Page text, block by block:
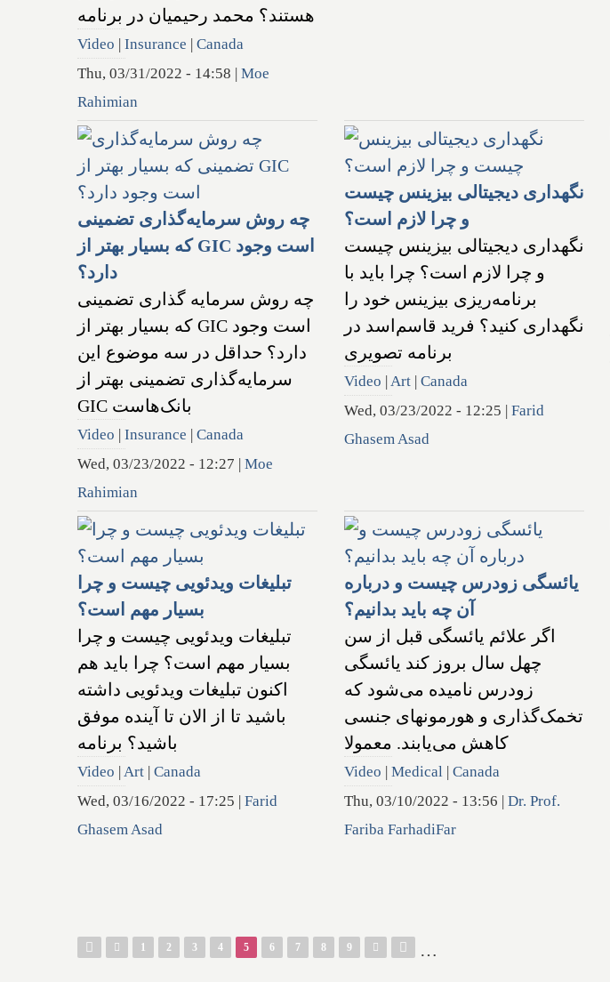
هستند؟ محمد رحیمیان در برنامه
Video Insurance
Canada
Thu, 03/31/2022 - 14:58
Moe
Rahimian
چه روش سرمایه‌گذاری تضمینی
که بسیار بهتر از GIC است وجود
دارد؟
چه روش سرمایه گذاری تضمینی
که بسیار بهتر از GIC است وجود
دارد؟ حداقل در سه موضوع این
سرمایه‌گذاری تضمینی بهتر از
GIC بانک‌هاست
Video Insurance
Canada
Wed, 03/23/2022 - 12:27
Moe
Rahimian
نگهداری دیجیتالی بیزینس چیست
و چرا لازم است؟
نگهداری دیجیتالی بیزینس چیست
و چرا لازم است؟ چرا باید با
برنامه‌ریزی بیزینس خود را
نگهداری کنید؟ فرید قاسم‌اسد در
برنامه تصویری
Video Art Canada
Wed, 03/23/2022 - 12:25
Farid
Ghasem Asad
تبلیغات ویدئویی چیست و چرا
بسیار مهم است؟
تبلیغات ویدئویی چیست و چرا
بسیار مهم است؟ چرا باید هم
اکنون تبلیغات ویدئویی داشته
باشید تا از الان تا آینده موفق
باشید؟ برنامه
Video Art Canada
Wed, 03/16/2022 - 17:25
Farid
Ghasem Asad
یائسگی زودرس چیست و درباره
آن چه باید بدانیم؟
اگر علائم یائسگی قبل از سن
چهل سال بروز کند یائسگی
زودرس نامیده می‌شود که
تخمک‌گذاری و هورمونهای جنسی
کاهش می‌یابند. معمولا
Video Medical Canada
Thu, 03/10/2022 - 13:56
Dr. Prof.
Fariba FarhadiFar
1 2 3 4 5 6 7 8 9 …